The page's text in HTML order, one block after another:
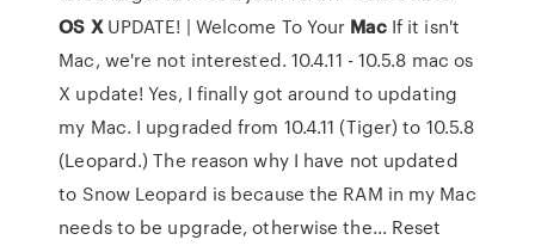
OS XUPDATE! | Welcome To Your MacIf it isn't
Mac, we're not interested. 10.4.11 - 10.5.8 mac os
X update! Yes, I finally got around to updating
my Mac. I upgraded from 10.4.11 (Tiger) to 10.5.8
(Leopard.) The reason why I have not updated
to Snow Leopard is because the RAM in my Mac
needs to be upgrade, otherwise the... Reset